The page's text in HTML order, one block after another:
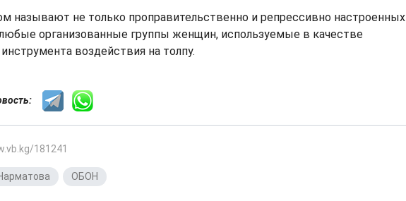
называют не только проправительственно и репрессивно настроенных
организованные группы женщин, используемые в качестве
воздействия на толпу.
181241
ОБОН